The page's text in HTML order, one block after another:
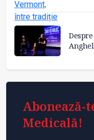
Abonează-
Medicală!